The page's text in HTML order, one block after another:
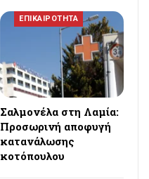
ΕΠΙΚΑΙΡΟΤΗΤΑ
Σαλμονέλα στη Λαμία:
Προσωρινή αποφυγή
κατανάλωσης
κοτόπουλου